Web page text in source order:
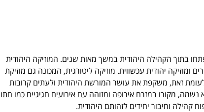
בתוך הקהילה היהודית במשך מאות שנים. המוזיקה היהודית
ומוזיקה יהודית עכשווית. מוזיקה ליטורגית, המכונה גם מוזיקת
לעומת זאת, משקפת את עושר המורשת היהודית ולעתים קרובות
מקורו במזרח אירופה ומזוהה עם אירועים חגיגיים כמו
קהילה וחיבור יחידים לזהותם היהודית.